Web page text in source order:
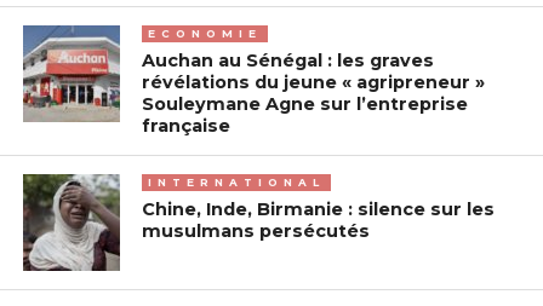
ECONOMIE
Auchan au Sénégal : les graves
révélations du jeune « agripreneur »
Souleymane Agne sur l’entreprise
française
INTERNATIONAL
Chine, Inde, Birmanie : silence sur les
musulmans persécutés